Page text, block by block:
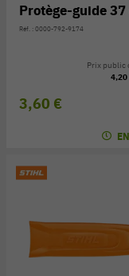
Protège-guide 37
Réf. : 0000-792-9174
3,60 €
Prix public
4,20